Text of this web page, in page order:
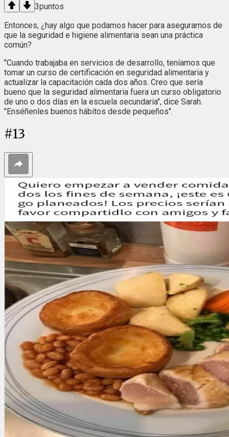
3puntos
Entonces, ¿hay algo que podamos hacer para asegurarnos de
que la seguridad e higiene alimentaria sean una práctica
común?
"Cuando trabajaba en servicios de desarrollo, teníamos que
tomar un curso de certificación en seguridad alimentaria y
actualizar la capacitación cada dos años. Creo que sería
bueno que la seguridad alimentaria fuera un curso obligatorio
de uno o dos días en la escuela secundaria", dice Sarah.
"Enséñenles buenos hábitos desde pequeños".
#13